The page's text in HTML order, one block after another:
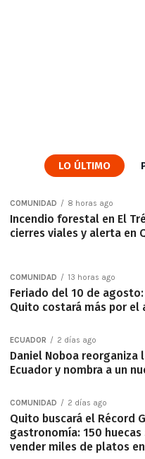
LO ÚLTIMO
COMUNIDAD 8 horas ago
Incendio forestal en El
cierres viales y alerta en
COMUNIDAD 13 horas ago
Feriado del 10 de
Quito costará más por el
ECUADOR 2 días ago
Daniel Noboa reorganiza
Ecuador y nombra a un
COMUNIDAD 2 días ago
Quito buscará el Récord
gastronomía: 150 huecas
vender miles de platos en